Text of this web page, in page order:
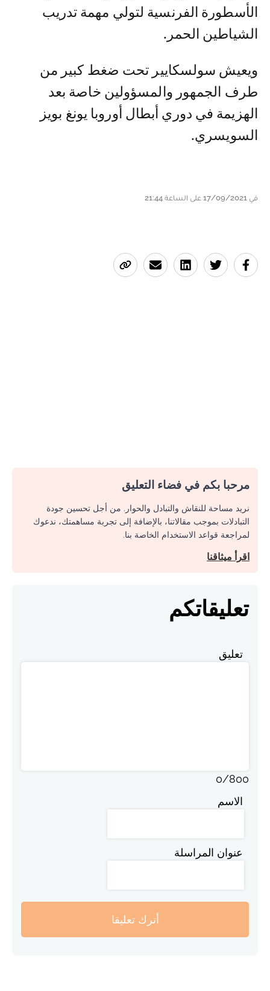
الأسطورة الفرنسية لتولي مهمة تدريب
الشياطين الحمر.
ويعيش سولسكايير تحت ضغط كبير من
طرف الجمهور والمسؤولين خاصة بعد
الهزيمة في دوري أبطال أوروبا يونغ بويز
السويسري.
في 17/09/2021 على الساعة 21:44
مرحبا بكم في فضاء التعليق
نريد مساحة للنقاش والتبادل والحوار. من أجل تحسين جودة
التبادلات بموجب مقالاتنا، بالإضافة إلى تجربة مساهمتك، ندعوك
لمراجعة قواعد الاستخدام الخاصة بنا.
اقرأ ميثاقنا
تعليقاتكم
تعليق
0/800
الاسم
عنوان المراسلة
أترك تعليقا